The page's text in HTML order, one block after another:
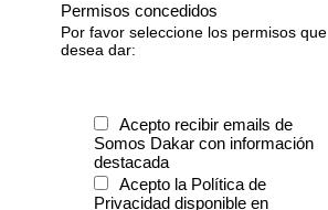
Permisos concedidos
Por favor seleccione los permisos que
desea dar:
Acepto recibir emails de
Somos Dakar con información
destacada
Acepto la Política de
Privacidad disponible en